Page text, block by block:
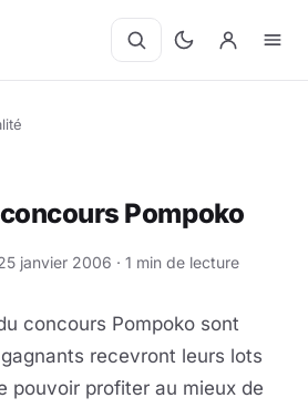
Pompoko
janvier 2006 · 1 min de lecture
concours Pompoko sont
recevront leurs lots
pouvoir profiter au mieux de